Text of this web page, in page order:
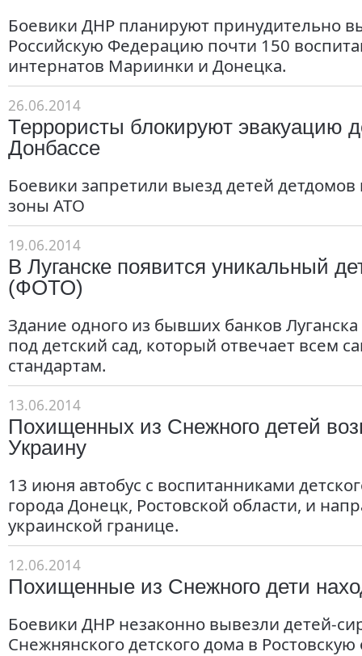
Боевики ДНР планируют принудительно
Российскую Федерацию почти 150
интернатов Мариинки и Донецка.
26.06.2014
Террористы блокируют эвакуацию
Донбассе
Боевики запретили выезд детей детдомов
зоны АТО
19.06.2014
В Луганске появится уникальный
(ФОТО)
Здание одного из бывших банков
под детский сад, который отвечает всем
стандартам.
13.06.2014
Похищенных из Снежного детей
Украину
13 июня автобус с воспитанниками
города Донецк, Ростовской области, и
украинской границе.
12.06.2014
Похищенные из Снежного дети
Боевики ДНР незаконно вывезли детей-
Снежнянского детского дома в Ростовскую